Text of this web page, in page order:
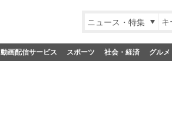
ニュース・特集
動画配信サービス スポーツ 社会・経済 グルメ